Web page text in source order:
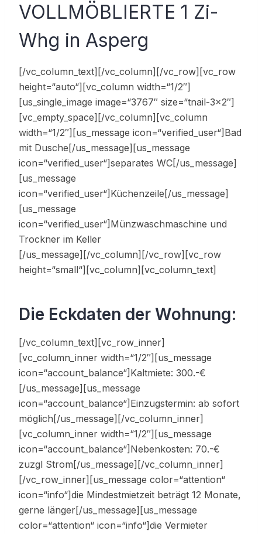
VOLLMÖBLIERTE 1 Zi-
Whg in Asperg
[/vc_column_text][/vc_column][/vc_row][vc_row
height=“auto“][vc_column width=“1/2″]
[us_single_image image=“3767″ size=“tnail-3×2″]
[vc_empty_space][/vc_column][vc_column
width=“1/2″][us_message icon=“verified_user“]Bad
mit Dusche[/us_message][us_message
icon=“verified_user“]separates WC[/us_message]
[us_message
icon=“verified_user“]Küchenzeile[/us_message]
[us_message
icon=“verified_user“]Münzwaschmaschine und
Trockner im Keller
[/us_message][/vc_column][/vc_row][vc_row
height=“small“][vc_column][vc_column_text]
Die Eckdaten der Wohnung:
[/vc_column_text][vc_row_inner]
[vc_column_inner width=“1/2″][us_message
icon=“account_balance“]Kaltmiete: 300.-€
[/us_message][us_message
icon=“account_balance“]Einzugstermin: ab sofort
möglich[/us_message][/vc_column_inner]
[vc_column_inner width=“1/2″][us_message
icon=“account_balance“]Nebenkosten: 70.-€
zuzgl Strom[/us_message][/vc_column_inner]
[/vc_row_inner][us_message color=“attention“
icon=“info“]die Mindestmietzeit beträgt 12 Monate,
gerne länger[/us_message][us_message
color=“attention“ icon=“info“]die Vermieter